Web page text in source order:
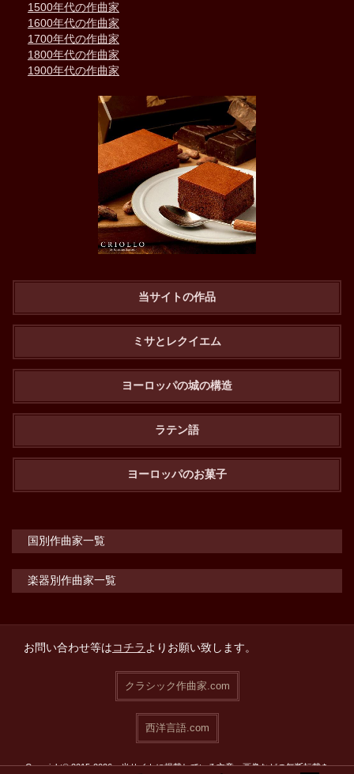
1500年代の作曲家
1600年代の作曲家
1700年代の作曲家
1800年代の作曲家
1900年代の作曲家
当サイトの作品
ミサとレクイエム
ヨーロッパの城の構造
ラテン語
ヨーロッパのお菓子
国別作曲家一覧
楽器別作曲家一覧
お問い合わせ等はコチラよりお願い致します。
クラシック作曲家.com
西洋言語.com
Copyright© 2015-2026 当サイトに掲載している文章・画像などの無断転載を